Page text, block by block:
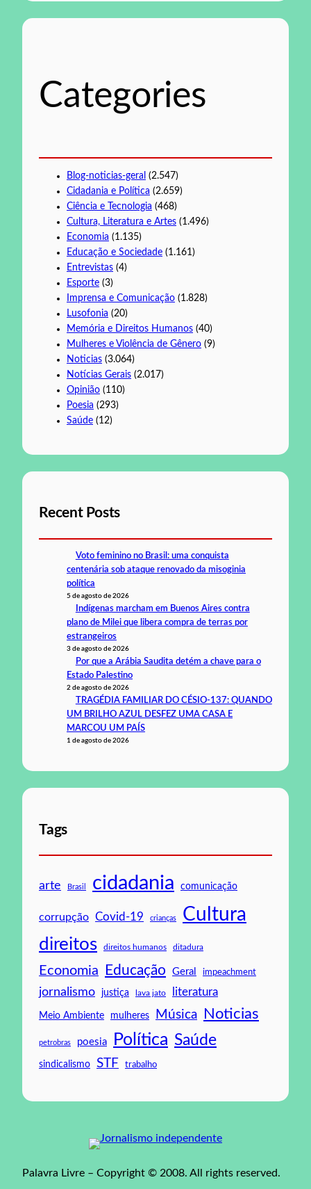
aCategories
Blog-noticias-geral (2.547)
Cidadania e Política (2.659)
Ciência e Tecnologia (468)
Cultura, Literatura e Artes (1.496)
Economia (1.135)
Educação e Sociedade (1.161)
Entrevistas (4)
Esporte (3)
Imprensa e Comunicação (1.828)
Lusofonia (20)
Memória e Direitos Humanos (40)
Mulheres e Violência de Gênero (9)
Noticias (3.064)
Notícias Gerais (2.017)
Opinião (110)
Poesia (293)
Saúde (12)
Recent Posts
Voto feminino no Brasil: uma conquista
centenária sob ataque renovado da misoginia
política
5 de agosto de 2026
Indígenas marcham em Buenos Aires contra
plano de Milei que libera compra de terras por
estrangeiros
3 de agosto de 2026
Por que a Arábia Saudita detém a chave para o
Estado Palestino
2 de agosto de 2026
TRAGÉDIA FAMILIAR DO CÉSIO-137: QUANDO
UM BRILHO AZUL DESFEZ UMA CASA E
MARCOU UM PAÍS
1 de agosto de 2026
Tags
arte Brasil cidadania comunicação
corrupção Covid-19 crianças Cultura
direitos direitos humanos ditadura
Economia Educação Geral impeachment
jornalismo justiça lava jato literatura
Meio Ambiente mulheres Música Noticias
petrobras poesia Política Saúde
sindicalismo STF trabalho
Palavra Livre – Copyright © 2008. All rights reserved.